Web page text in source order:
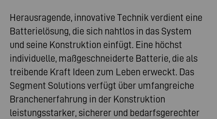
Herausragende, innovative Technik verdient eine
Batterielösung, die sich nahtlos in das System
und seine Konstruktion einfügt. Eine höchst
individuelle, maßgeschneiderte Batterie, die als
treibende Kraft Ideen zum Leben erweckt. Das
Segment Solutions verfügt über umfangreiche
Branchenerfahrung in der Konstruktion
leistungsstarker, sicherer und bedarfsgerechter